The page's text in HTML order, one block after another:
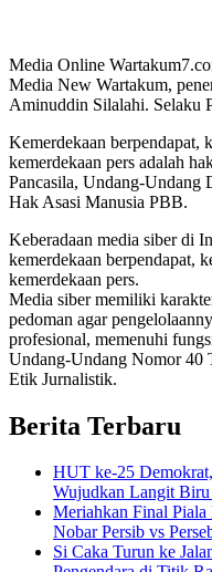
Media Online
Media New Wartakum,
Aminuddin Silalahi. Selaku
Kemerdekaan berpendapat,
kemerdekaan pers adalah
Pancasila, Undang-Undang
Hak Asasi Manusia PBB.
Keberadaan media siber di
kemerdekaan berpendapat,
kemerdekaan pers.
Media siber memiliki
pedoman agar
profesional, memenuhi
Undang-Undang Nomor 40
Etik Jurnalistik.
Berita Terbaru
HUT ke-25
Wujudkan Langit
Meriahkan Final Piala
Nobar Persib vs
Si Caka Turun ke